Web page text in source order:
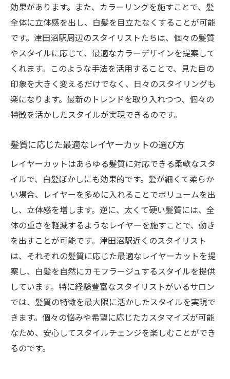
津田沼駅の美容師が教えるレイヤーカットのす
べて
プロフェッショナルが語るレイヤーカット
の基本
美容師が推奨するレイヤーカットのスタイ
ル
初めてのレイヤーカット体験ガイド
レイヤーカットで個性を表現する方法
津田沼で人気のレイヤーカットの秘密
あなたに合った白髪ぼかしスタイルを見つける
方法
自分にぴったりの白髪ぼかしを選ぶポイン
ト
顔立ちに合わせた白髪ぼかしのアイデア
スタイル別白髪ぼかしのおすすめ
美容師が提案するカスタマイズ白髪ぼかし
白髪ぼかしを選ぶ際のチェックポイント
津田沼で自分に合うスタイルを見つけるヒ
ント
効果があります。また、カラーリングを施すことで、髪
全体に立体感を出し、白髪を目立たなくすることが可能
です。津田沼駅周辺のスタイリストたちは、個々の髪質
やスタイルに応じて、最適なカラーデザインを提案して
くれます。このような手法を活用することで、見た目の
印象を大きく変えるだけでなく、日々のスタイリングも
楽になります。最新のトレンドを取り入れつつ、個々の
特徴を活かしたスタイルが実現できるのです。
髪質に応じた最適なレイヤーカットの選び方
レイヤーカットはあらゆる髪質に対応できる柔軟なスタ
イルで、白髪ぼかしにも効果的です。髪が細くて柔らか
い場合、レイヤーを多めに入れることでボリュームを出
し、立体感を増します。逆に、太くて硬い髪質には、全
体の重さを軽減するようなレイヤーを施すことで、動き
を出すことが可能です。津田沼駅近くのスタイリスト
は、それぞれの髪質に応じた最適なレイヤーカットを提
案し、白髪を自然にカモフラージュするスタイルを提供
しています。特に経験豊富なスタイリストがいるサロン
では、髪質の特徴を最大限に活かしたスタイルを実現で
きます。個々の悩みや希望に応じたカスタマイズが可能
なため、安心してスタイルチェンジを楽しむことができ
るのです。